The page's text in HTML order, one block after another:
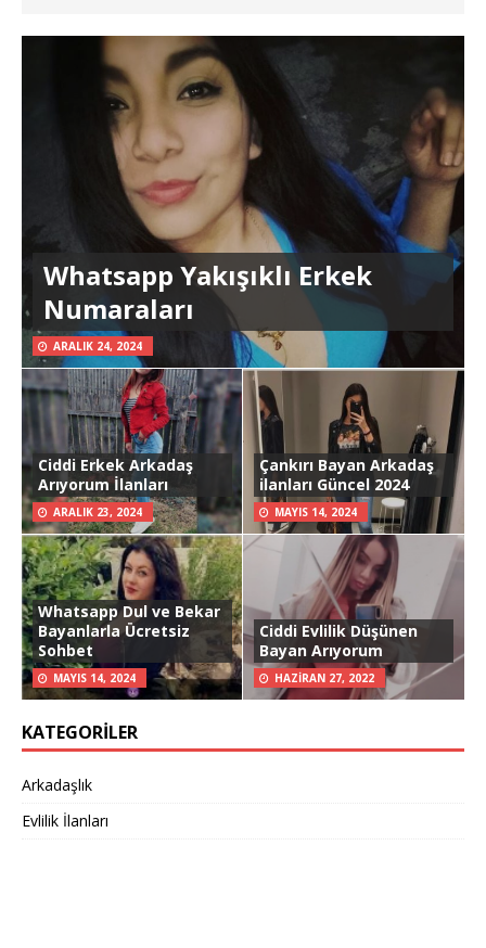
Whatsapp Yakışıklı Erkek
Numaraları
ARALIK 24, 2024
Ciddi Erkek Arkadaş
Arıyorum İlanları
ARALIK 23, 2024
Çankırı Bayan Arkadaş
ilanları Güncel 2024
MAYIS 14, 2024
Whatsapp Dul ve Bekar
Bayanlarla Ücretsiz
Sohbet
MAYIS 14, 2024
Ciddi Evlilik Düşünen
Bayan Arıyorum
HAZIRAN 27, 2022
KATEGORILER
Arkadaşlık
Evlilik İlanları